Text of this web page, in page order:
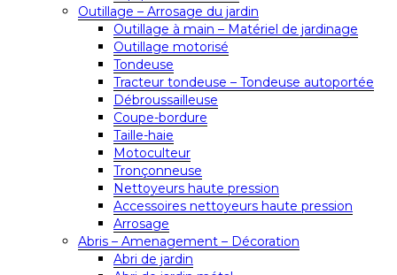
Outillage – Arrosage du jardin
Outillage à main – Matériel de jardinage
Outillage motorisé
Tondeuse
Tracteur tondeuse – Tondeuse autoportée
Débroussailleuse
Coupe-bordure
Taille-haie
Motoculteur
Tronçonneuse
Nettoyeurs haute pression
Accessoires nettoyeurs haute pression
Arrosage
Abris – Amenagement – Décoration
Abri de jardin